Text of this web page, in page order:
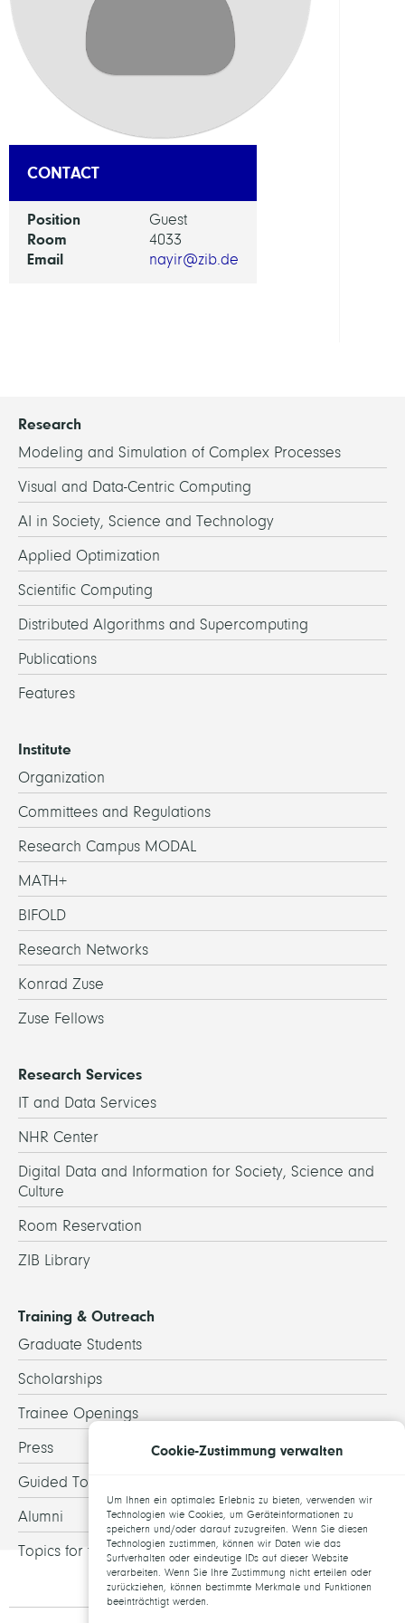
CONTACT
Position Guest
Room 4033
Email nayir@zib.de
Research
Modeling and Simulation of Complex Processes
Visual and Data-Centric Computing
AI in Society, Science and Technology
Applied Optimization
Scientific Computing
Distributed Algorithms and Supercomputing
Publications
Features
Institute
Organization
Committees and Regulations
Research Campus MODAL
MATH+
BIFOLD
Research Networks
Konrad Zuse
Zuse Fellows
Research Services
IT and Data Services
NHR Center
Digital Data and Information for Society, Science and
Culture
Room Reservation
ZIB Library
Training & Outreach
Graduate Students
Scholarships
Trainee Openings
Press
Guided Tours
Alumni
Topics for theses
Cookie-Zustimmung verwalten
Um Ihnen ein optimales Erlebnis zu bieten, verwenden wir
Technologien wie Cookies, um Geräteinformationen zu
speichern und/oder darauf zuzugreifen. Wenn Sie diesen
Technologien zustimmen, können wir Daten wie das
Surfverhalten oder eindeutige IDs auf dieser Website
verarbeiten. Wenn Sie Ihre Zustimmung nicht erteilen oder
zurückziehen, können bestimmte Merkmale und Funktionen
beeinträchtigt werden.